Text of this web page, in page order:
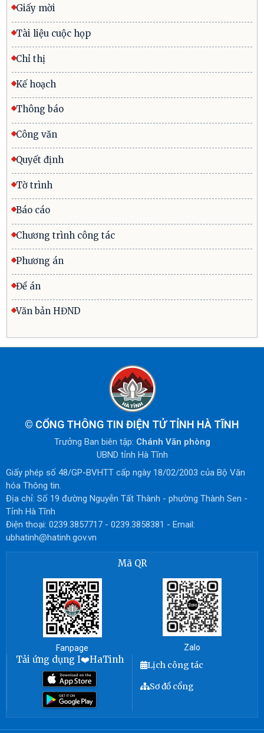
Giấy mời
Tài liệu cuộc họp
Chỉ thị
Kế hoạch
Thông báo
Công văn
Quyết định
Tờ trình
Báo cáo
Chương trình công tác
Phương án
Đề án
Văn bản HĐND
© CỔNG THÔNG TIN ĐIỆN TỬ TỈNH HÀ TĨNH
Trưởng Ban biên tập: Chánh Văn phòng
UBND tỉnh Hà Tĩnh
Giấy phép số 48/GP-BVHTT cấp ngày 18/02/2003 của Bộ Văn
hóa Thông tin.
Địa chỉ: Số 19 đường Nguyễn Tất Thành - phường Thành Sen -
Tỉnh Hà Tĩnh
Điện thoại: 0239.3857717 - 0239.3858381 - Email:
ubhatinh@hatinh.gov.vn
Mã QR
Fanpage Zalo
Tải ứng dụng I❤️HaTinh
Lịch công tác
Sơ đồ cổng